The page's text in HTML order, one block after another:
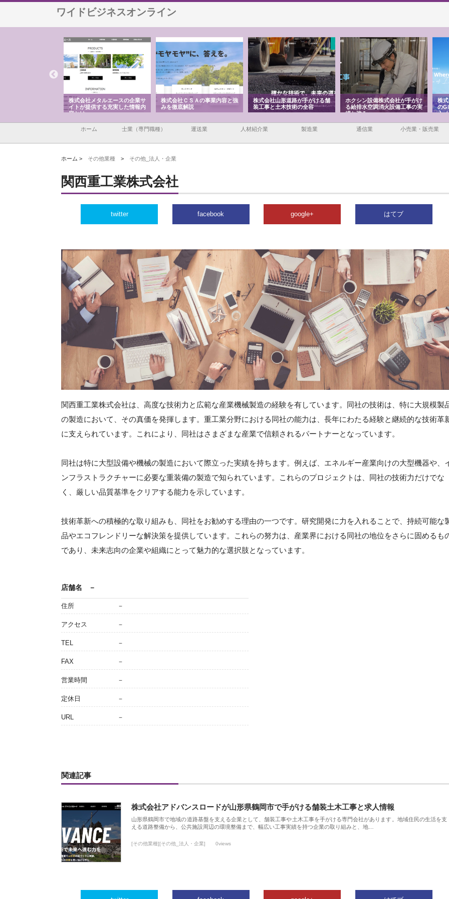
ワイドビジネスオンライン
株式会社メタルエースの企業サ
イトが提供する充実した情報内
容とは
株式会社ＣＳＡの事業内容と強
みを徹底解説
株式会社山形道路が手がける舗
装工事と土木技術の全容
ホクシン設備株式会社が手がけ
る給排水空調消火設備工事の実
績と強み
株
の
入
ホーム 士業（専門職種） 運送業 人材紹介業 製造業 通信業 小売業・販売業
ホーム > その他業種 > その他_法人・企業
関西重工業株式会社
twitter facebook google+ はてブ
関西重工業株式会社は、高度な技術力と広範な産業機械製造の経験を有しています。同社の技術は、特に大規模製
の製造において、その真価を発揮します。重工業分野における同社の能力は、長年にわたる経験と継続的な技術革
に支えられています。これにより、同社はさまざまな産業で信頼されるパートナーとなっています。
同社は特に大型設備や機械の製造において際立った実績を持ちます。例えば、エネルギー産業向けの大型機器や、
ンフラストラクチャーに必要な重装備の製造で知られています。これらのプロジェクトは、同社の技術力だけでな
く、厳しい品質基準をクリアする能力を示しています。
技術革新への積極的な取り組みも、同社をお勧めする理由の一つです。研究開発に力を入れることで、持続可能な
品やエコフレンドリーな解決策を提供しています。これらの努力は、産業界における同社の地位をさらに固めるも
であり、未来志向の企業や組織にとって魅力的な選択肢となっています。
店舗名 －
住所 －
アクセス －
TEL －
FAX －
営業時間 －
定休日 －
URL －
関連記事
株式会社アドバンスロードが山形県鶴岡市で手がける舗装土木工事と求人情報
山形県鶴岡市で地域の道路基盤を支える企業として、舗装工事や土木工事を手がける専門会社があります。地域住民の生活を支
える道路整備から、公共施設周辺の環境整備まで、幅広い工事実績を持つ企業の取り組みと、地…
[その他業種][その他_法人・企業] 0views